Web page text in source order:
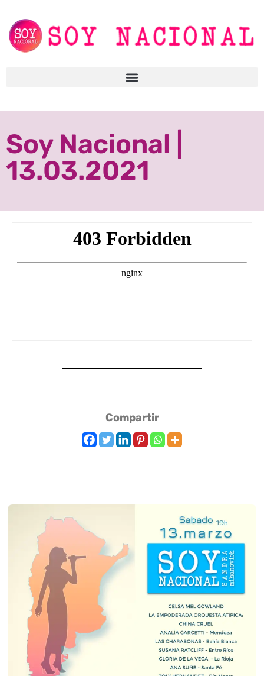
Soy Nacional |
13.03.2021
Compartir